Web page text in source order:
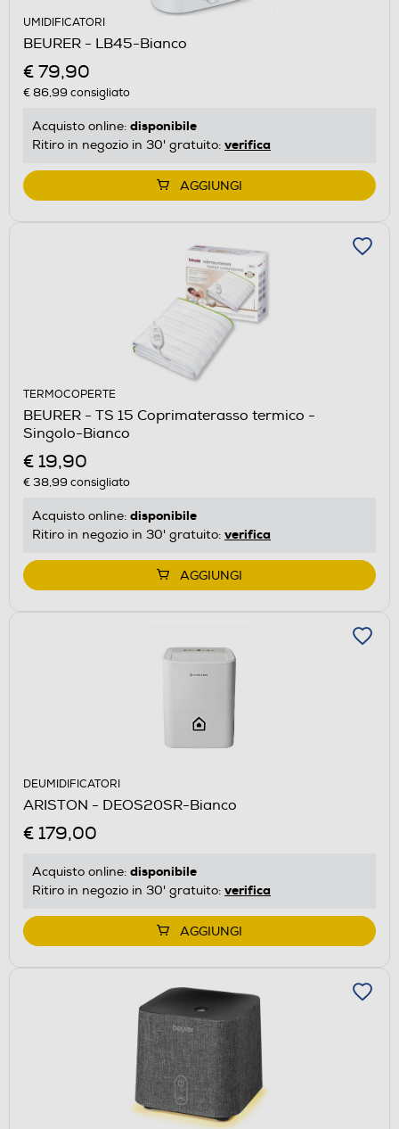
UMIDIFICATORI
BEURER - LB45-Bianco
€ 79,90
€ 86,99 consigliato
Acquisto online: disponibile
Ritiro in negozio in 30' gratuito: verifica
AGGIUNGI
TERMOCOPERTE
BEURER - TS 15 Coprimaterasso termico -
Singolo-Bianco
€ 19,90
€ 38,99 consigliato
Acquisto online: disponibile
Ritiro in negozio in 30' gratuito: verifica
AGGIUNGI
DEUMIDIFICATORI
ARISTON - DEOS20SR-Bianco
€ 179,00
Acquisto online: disponibile
Ritiro in negozio in 30' gratuito: verifica
AGGIUNGI